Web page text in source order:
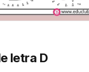
letra D